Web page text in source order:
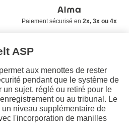
Paiement sécurisé en 2x, 3x ou 4x
ASP
aux menottes de rester
pendant que le système de
un sujet, réglé ou retiré pour le
ou au tribunal. Le
niveau supplémentaire de
l'incorporation de manilles